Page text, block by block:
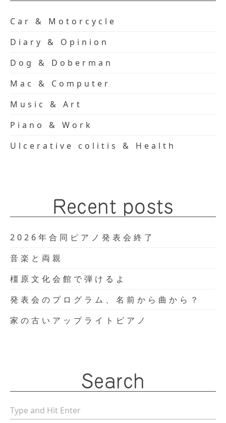
Car & Motorcycle
Diary & Opinion
Dog & Doberman
Mac & Computer
Music & Art
Piano & Work
Ulcerative colitis & Health
Recent posts
2026年合同ピアノ発表会終了
音楽と両親
橿原文化会館で弾けるよ
発表会のプログラム、名前から曲から？
家の古いアップライトピアノ
Search